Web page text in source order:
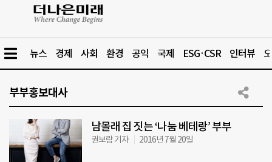
뉴스 경제 사회 환경 공익 국제 ESG·CSR 인터뷰
부부홍보대사
남몰래 집 짓는 ‘나눔 베테랑’ 부부
권보람 기자 2016년 7월 20일